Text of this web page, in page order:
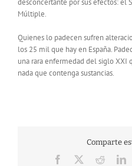
Múltiple.
Quienes lo padecen sufren
los 25 mil que hay en España.
una rara enfermedad del siglo XXI
nada que contenga sustancias.
Comparte
Facebook Reddit